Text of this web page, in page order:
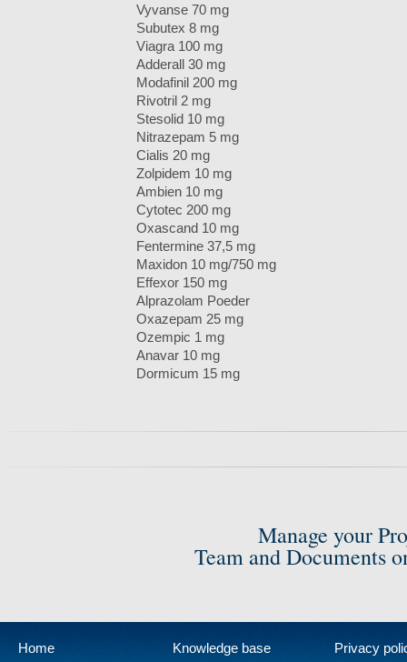
Vyvanse 70 mg
Subutex 8 mg
Viagra 100 mg
Adderall 30 mg
Modafinil 200 mg
Rivotril 2 mg
Stesolid 10 mg
Nitrazepam 5 mg
Cialis 20 mg
Zolpidem 10 mg
Ambien 10 mg
Cytotec 200 mg
Oxascand 10 mg
Fentermine 37,5 mg
Maxidon 10 mg/750 mg
Effexor 150 mg
Alprazolam Poeder
Oxazepam 25 mg
Ozempic 1 mg
Anavar 10 mg
Dormicum 15 mg
Manage your
Team and Documents
Home
Knowledge base
Privacy